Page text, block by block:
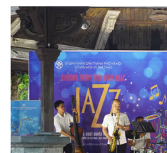
điệu jazz kinh điển của thế giới
diễn của NSƯT Quyền Văn Minh
Club, mở ra một không gian âm
trung tâm Thủ đô.